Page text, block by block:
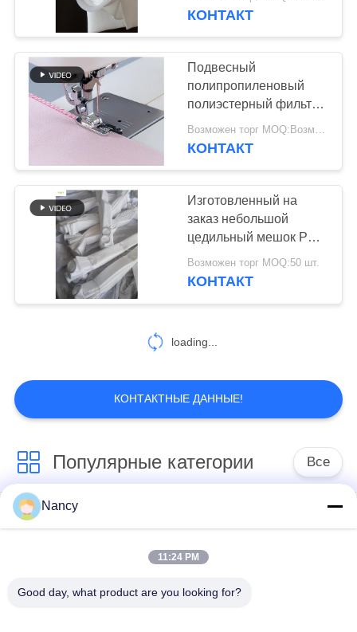
125 микрон для
КОНТАКТ
Подвесный
полипропиленовый
полиэстерный фильтр
125 микрон
Возможен торг MOQ:Возможен торг
КОНТАКТ
Изготовленный на
заказ небольшой
цедильный мешок PP
полипропилена
Diamter рукавов
Возможен торг MOQ:50 шт.
КОНТАКТ
loading...
КОНТАКТНЫЕ ДАННЫЕ!
Популярные категории Все
Мешочные фильтры
для пылесборника
фильтрующий пакет
Цедильный мешок
жидкостным
Nancy
11:24 PM
Good day, what product are you looking for?